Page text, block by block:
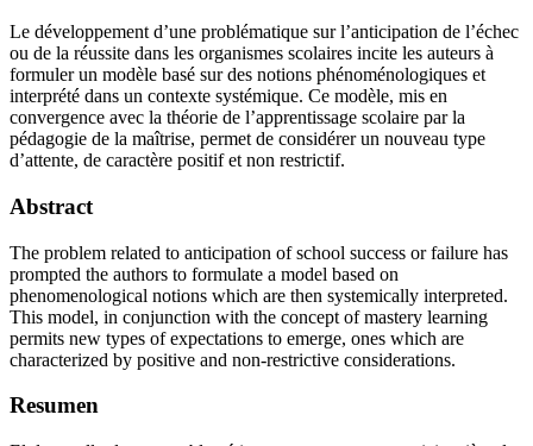
Le développement d’une problématique sur l’anticipation de l’échec
ou de la réussite dans les organismes scolaires incite les auteurs à
formuler un modèle basé sur des notions phénoménologiques et
interprété dans un contexte systémique. Ce modèle, mis en
convergence avec la théorie de l’apprentissage scolaire par la
pédagogie de la maîtrise, permet de considérer un nouveau type
d’attente, de caractère positif et non restrictif.
Abstract
The problem related to anticipation of school success or failure has
prompted the authors to formulate a model based on
phenomenological notions which are then systemically interpreted.
This model, in conjunction with the concept of mastery learning
permits new types of expectations to emerge, ones which are
characterized by positive and non-restrictive considerations.
Resumen